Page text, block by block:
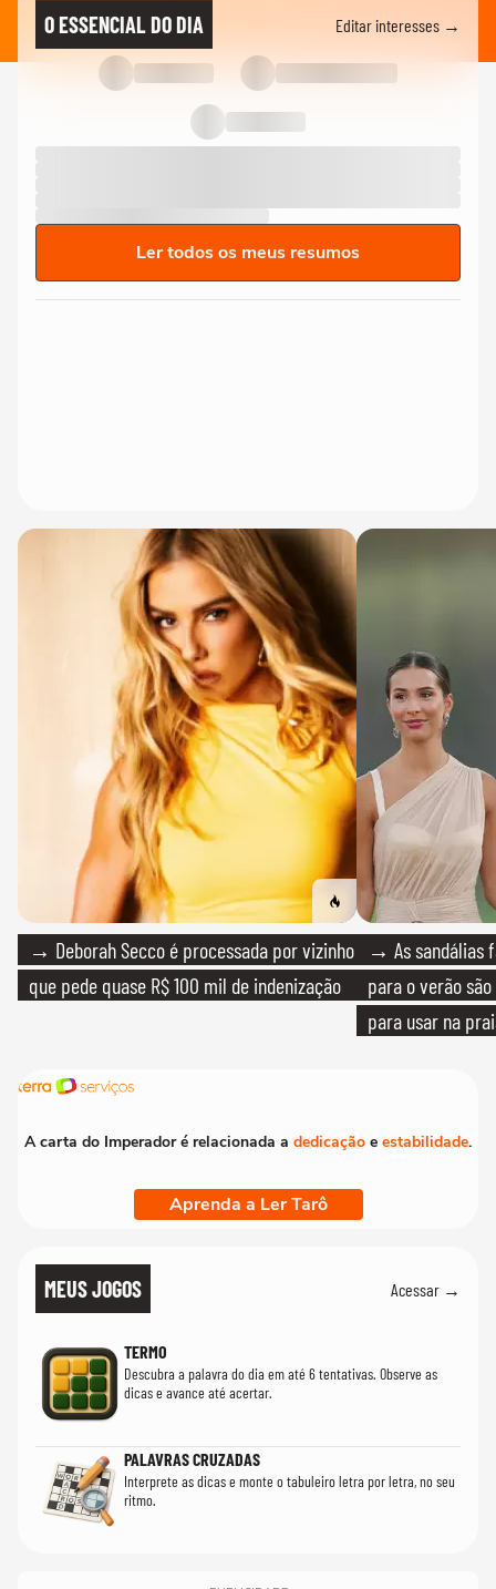
O ESSENCIAL DO DIA Editar interesses →
Ler todos os meus resumos
→ Deborah Secco é processada por vizinho
que pede quase R$ 100 mil de indenização
→ As sandálias
para o verão
para usar na
A carta do Imperador é relacionada a dedicação e estabilidade.
Aprenda a Ler Tarô
MEUS JOGOS Acessar →
TERMO
Descubra a palavra do dia em até 6 tentativas. Observe as
dicas e avance até acertar.
PALAVRAS CRUZADAS
Interprete as dicas e monte o tabuleiro letra por letra, no seu
ritmo.